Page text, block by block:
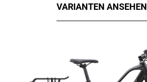
VARIANTEN ANSEHEN